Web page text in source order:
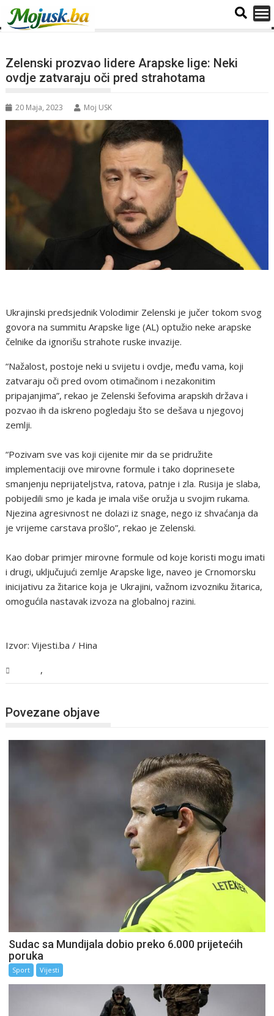
Zelenski prozvao lidere Arapske lige: Neki
ovdje zatvaraju oči pred strahotama
20 Maja, 2023 Moj USK
Ukrajinski predsjednik Volodimir Zelenski je jučer tokom svog
govora na summitu Arapske lige (AL) optužio neke arapske
čelnike da ignorišu strahote ruske invazije.
“Nažalost, postoje neki u svijetu i ovdje, među vama, koji
zatvaraju oči pred ovom otimačinom i nezakonitim
pripajanjima”, rekao je Zelenski šefovima arapskih država i
pozvao ih da iskreno pogledaju što se dešava u njegovoj
zemlji.
“Pozivam sve vas koji cijenite mir da se pridružite
implementaciji ove mirovne formule i tako doprinesete
smanjenju neprijateljstva, ratova, patnje i zla. Rusija je slaba,
pobijedili smo je kada je imala više oružja u svojim rukama.
Njezina agresivnost ne dolazi iz snage, nego iz shvaćanja da
je vrijeme carstava prošlo”, rekao je Zelenski.
Kao dobar primjer mirovne formule od koje koristi mogu imati
i drugi, uključujući zemlje Arapske lige, naveo je Crnomorsku
inicijativu za žitarice koja je Ukrajini, važnom izvozniku žitarica,
omogućila nastavak izvoza na globalnoj razini.
Izvor: Vijesti.ba / Hina
,
Povezane objave
Sudac sa Mundijala dobio preko 6.000 prijetećih
poruka
Sport Vijesti